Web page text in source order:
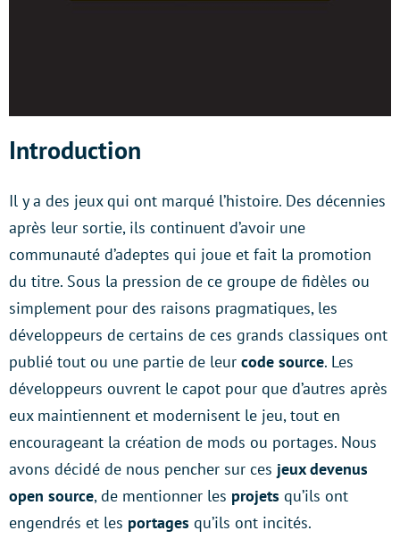
Introduction
Il y a des jeux qui ont marqué l’histoire. Des décennies
après leur sortie, ils continuent d’avoir une
communauté d’adeptes qui joue et fait la promotion
du titre. Sous la pression de ce groupe de fidèles ou
simplement pour des raisons pragmatiques, les
développeurs de certains de ces grands classiques ont
publié tout ou une partie de leur code source. Les
développeurs ouvrent le capot pour que d’autres après
eux maintiennent et modernisent le jeu, tout en
encourageant la création de mods ou portages. Nous
avons décidé de nous pencher sur ces jeux devenus
open source, de mentionner les projets qu’ils ont
engendrés et les portages qu’ils ont incités.